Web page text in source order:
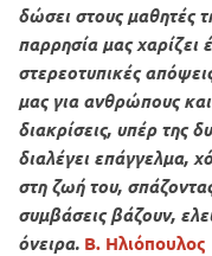
δώσει στους μαθητές
παρρησία μας χαρίζει
στερεοτυπικές
μας για ανθρώπους
διακρίσεις, υπέρ της
διαλέγει επάγγελμα,
στη ζωή του,
συμβάσεις βάζουν,
όνειρα. Β. Ηλιόπουλος